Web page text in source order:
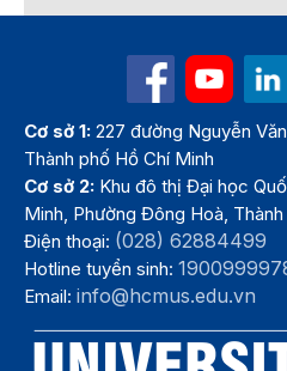
Cơ sở 1: 227 đường Nguyễn
Thành phố Hồ Chí Minh
Cơ sở 2: Khu đô thị Đại học
Minh, Phường Đông Hoà,
Điện thoại: (028) 62884499
Hotline tuyển sinh:
Email:info@hcmus.edu.vn